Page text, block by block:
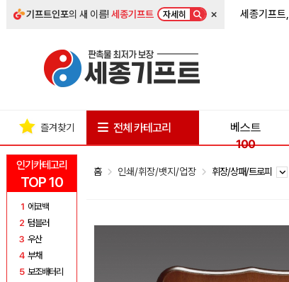
기프트인포의 새 이름!세종기프트 자세히 × 세종기프트,
인기카테고리
TOP 10
1 에코백
2 텀블러
3 우산
4 부채
5 보조배터리
즐겨찾기 전체 카테고리
베스트
100
홈 인쇄/휘장/뱃지/업장 휘장/상패/트로피